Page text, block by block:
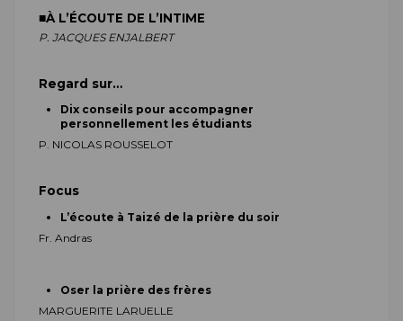
■À L’ÉCOUTE DE L’INTIME
P. JACQUESENJALBERT
Regard sur…
Dix conseils pour accompagner
personnellement les étudiants
P. NICOLAS ROUSSELOT
Focus
L’écoute à Taizé de la prière du soir
Fr. Andras
Oser la prière des frères
MARGUERITE LARUELLE